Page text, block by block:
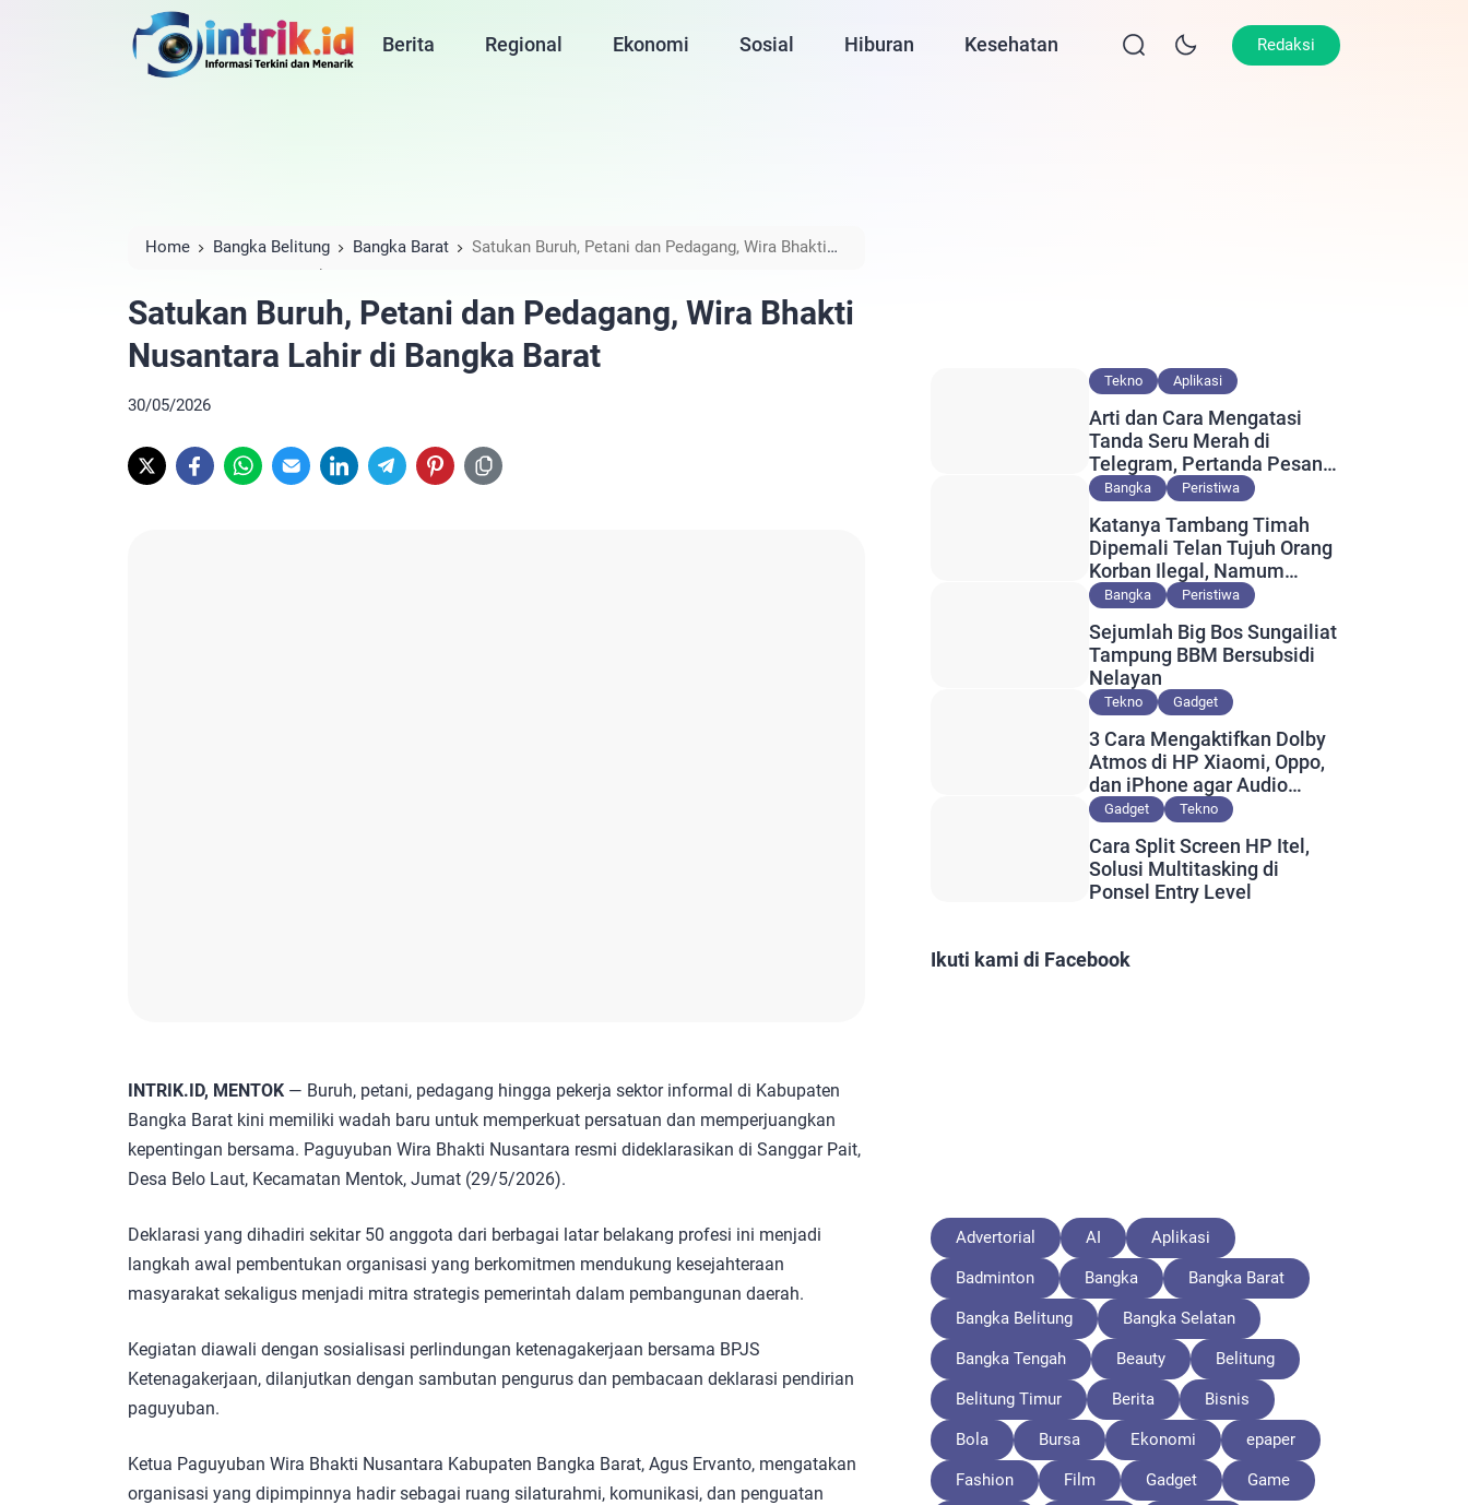
Berita Regional Ekonomi Sosial Hiburan Kesehatan Lifestyle Olahraga
Redaksi
Home Bangka Belitung Bangka Barat
Satukan Buruh, Petani dan Pedagang, Wira Bhakti
Nusantara Lahir di Bangka Barat
Satukan Buruh, Petani dan Pedagang, Wira Bhakti
Nusantara Lahir di Bangka Barat
30/05/2026
INTRIK.ID, MENTOK — Buruh, petani, pedagang hingga pekerja sektor informal di Kabupaten
Bangka Barat kini memiliki wadah baru untuk memperkuat persatuan dan memperjuangkan
kepentingan bersama. Paguyuban Wira Bhakti Nusantara resmi dideklarasikan di Sanggar Pait,
Desa Belo Laut, Kecamatan Mentok, Jumat (29/5/2026).
Deklarasi yang dihadiri sekitar 50 anggota dari berbagai latar belakang profesi ini menjadi
langkah awal pembentukan organisasi yang berkomitmen mendukung kesejahteraan
masyarakat sekaligus menjadi mitra strategis pemerintah dalam pembangunan daerah.
Kegiatan diawali dengan sosialisasi perlindungan ketenagakerjaan bersama BPJS
Ketenagakerjaan, dilanjutkan dengan sambutan pengurus dan pembacaan deklarasi pendirian
paguyuban.
Ketua Paguyuban Wira Bhakti Nusantara Kabupaten Bangka Barat, Agus Ervanto, mengatakan
organisasi yang dipimpinnya hadir sebagai ruang silaturahmi, komunikasi, dan penguatan
Tekno Aplikasi
Arti dan Cara Mengatasi
Tanda Seru Merah di
Telegram, Pertanda Pesan
Gagal Terkirim?
Bangka Peristiwa
Katanya Tambang Timah
Dipemali Telan Tujuh Orang
Korban Ilegal, Namum
Muncul Slip Pembayaran
Bangka Peristiwa
Sejumlah Big Bos Sungailiat
Tampung BBM Bersubsidi
Nelayan
Tekno Gadget
3 Cara Mengaktifkan Dolby
Atmos di HP Xiaomi, Oppo,
dan iPhone agar Audio
Lebih Maksimal
Gadget Tekno
Cara Split Screen HP Itel,
Solusi Multitasking di
Ponsel Entry Level
Ikuti kami di Facebook
Advertorial AI Aplikasi
Badminton Bangka Bangka Barat
Bangka Belitung Bangka Selatan
Bangka Tengah Beauty Belitung
Belitung Timur Berita Bisnis
Bola Bursa Ekonomi epaper
Fashion Film Gadget Game